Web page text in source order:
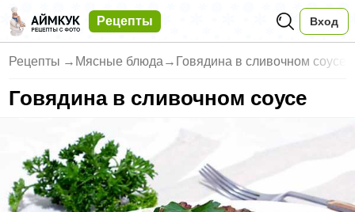
Рецепты Вход
Рецепты → Мясные блюда → Говядина в сливочном соусе
Говядина в сливочном соусе